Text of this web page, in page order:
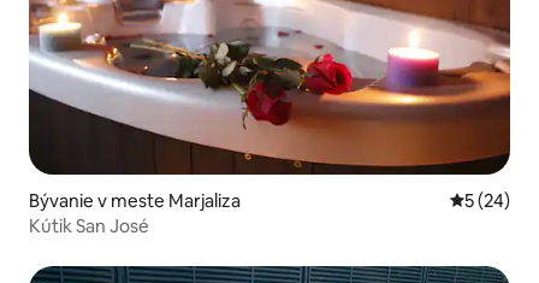
Bývanie v meste Marjaliza
5 (24)
Kútik San José